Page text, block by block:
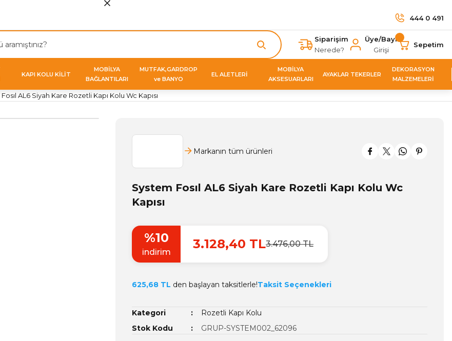
444 0 491
Siparişim
Nerede?
Üye/Bayi
Girişi
Sepetim
KAPI KOLU KİLİT
MOBİLYA
BAĞLANTILARI
MUTFAK,GARDROP
ve BANYO
EL ALETLERİ
MOBİLYA
AKSESUARLARI
AYAKLAR TEKERLER
DEKORASYON
MALZEMELERİ
AL6 Siyah Kare Rozetli Kapı Kolu Wc Kapısı
Markanın tüm ürünleri
System Fosıl AL6 Siyah Kare Rozetli Kapı Kolu Wc
Kapısı
%10
indirim
3.128,40 TL3.476,00 TL
625,68 TL den başlayan taksitlerle!Taksit Seçenekleri
Kategori
Rozetli Kapı Kolu
Stok Kodu
GRUP-SYSTEM002_62096